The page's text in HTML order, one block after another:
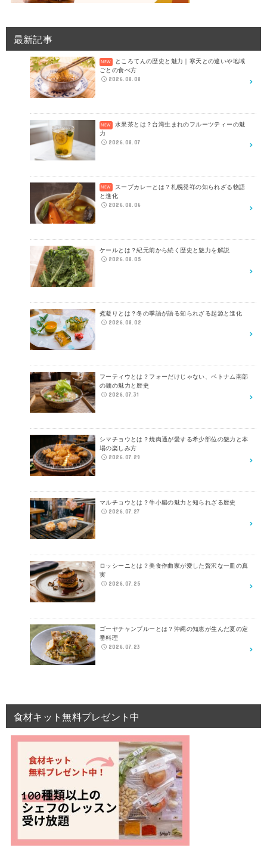
最新記事
ところてんの歴史と魅力｜寒天との違いや地域
ごとの食べ方
2026.08.08
水果茶とは？台湾生まれのフルーツティーの魅
力
2026.08.07
スープカレーとは？札幌発祥の知られざる物語
と進化
2026.08.06
ケールとは？紀元前から続く歴史と魅力を解説
2026.08.05
煮凝りとは？冬の季語が語る知られざる起源と進化
2026.08.02
フーティウとは？フォーだけじゃない、ベトナム南部
の麺の魅力と歴史
2026.07.31
シマチョウとは？焼肉通が愛する希少部位の魅力と本
場の楽しみ方
2026.07.29
マルチョウとは？牛小腸の魅力と知られざる歴史
2026.07.27
ロッシーニとは？美食作曲家が愛した贅沢な一皿の真
実
2026.07.25
ゴーヤチャンプルーとは？沖縄の知恵が生んだ夏の定
番料理
2026.07.23
食材キット無料プレゼント中